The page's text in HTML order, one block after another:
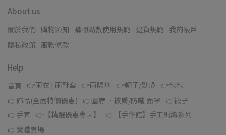
About us
關於我們 購物須知 購物點數使用規範 退貨規範 我的帳戶
隱私政策 服務條款
Help
首頁 👉雨衣 | 雨鞋套 👉雨陽傘 👉帽子/髮帶 👉包包
👉飾品(全面特價優惠) 👉圍脖 、披肩/防曬 面罩 👉襪子
👉手套 👉【精選優惠專區】
👉【手作館】手工編織系列
👉實體賣場